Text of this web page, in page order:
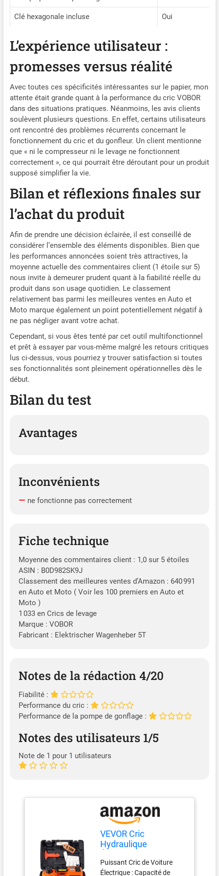
des deux côtés permettent
de bien organiser le tube et
pour un gonflage rapide des
affichage de la pression des
surveiller la pression des
pneus tout en pompant.
Votre voiture vous dira
merci ! Stabilité & Sécurité
Élevées : La tête de support
est dotée d'une conception
fiable à rainures croisées
qui permet de stabiliser
efficacement et en toute
cric. Le système de joint
hydraulique amélioré
garantit l'absence de fuites
d'huile. De plus, la lumière
LED intégrée est
suffisamment brillante pour
être utilisée la nuit et la
soupape de décharge pour
l'abaissement manuel offre
une sécurité optimale, en
cas de coupure accidentelle
du courant. Plusieurs
Façons de Charger : Le cric
électrique automatique
peut être alimenté par un
allume-cigare 12 V ou une
batterie de voiture. Il est
équipé d'un long cordon
d'alimentation de 4 m afin
Clé hexagonale incluse Oui
L’expérience utilisateur :
promesses versus réalité
Avec toutes ces spécificités intéressantes sur le papier, mon
attente était grande quant à la performance du cric VOBOR
dans des situations pratiques. Néanmoins, les avis clients
soulèvent plusieurs questions. En effet, certains utilisateurs
ont rencontré des problèmes récurrents concernant le
fonctionnement du cric et du gonfleur. Un client mentionne
que « ni le compresseur ni le levage ne fonctionnent
correctement », ce qui pourrait être déroutant pour un produit
supposé simplifier la vie.
Bilan et réflexions finales sur
l’achat du produit
Afin de prendre une décision éclairée, il est conseillé de
considérer l’ensemble des éléments disponibles. Bien que
les performances annoncées soient très attractives, la
moyenne actuelle des commentaires client (1 étoile sur 5)
nous invite à demeurer prudent quant à la fiabilité réelle du
produit dans son usage quotidien. Le classement
relativement bas parmi les meilleures ventes en Auto et
Moto marque également un point potentiellement négatif à
ne pas négliger avant votre achat.
Cependant, si vous êtes tenté par cet outil multifonctionnel
et prêt à essayer par vous-même malgré les retours critiques
lus ci-dessus, vous pourriez y trouver satisfaction si toutes
ses fonctionnalités sont pleinement opérationnelles dès le
début.
Bilan du test
Avantages
Inconvénients
ne fonctionne pas correctement
Fiche technique
Moyenne des commentaires client : 1,0 sur 5 étoiles
ASIN : B0D982SK9J
Classement des meilleures ventes d’Amazon : 640 991
en Auto et Moto ( Voir les 100 premiers en Auto et
Moto )
1 033 en Crics de levage
Marque : VOBOR
Fabricant : Elektrischer Wagenheber 5T
Notes de la rédaction 4/20
Fiabilité :
Performance du cric :
Performance de la pompe de gonflage :
Notes des utilisateurs 1/5
Note de 1 pour 1 utilisateurs
VEVOR Cric
Hydraulique
DC Cric de Voiture
Puissant Cric de Voiture
Électrique : Capacité de